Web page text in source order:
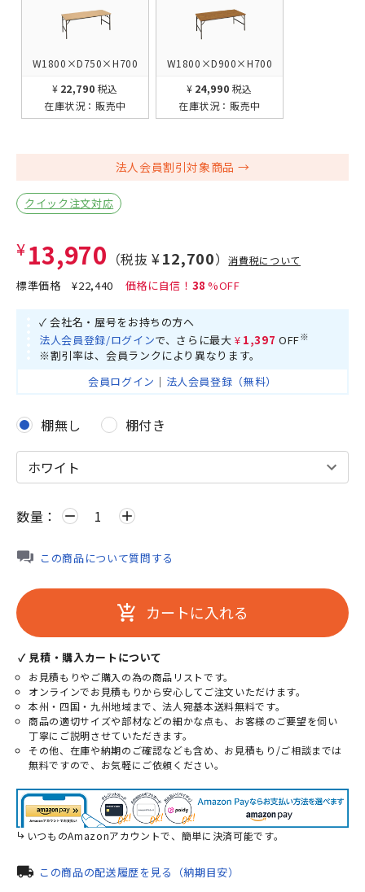
W1800×D750×H700
¥22,790 税込
在庫状況： 販売中
W1800×D900×H700
¥24,990 税込
在庫状況： 販売中
法人会員割引対象商品
クイック注文対応
¥13,970 （税抜 ¥12,700）消費税について
標準価格¥22,440 38
✓ 会社名・屋号をお持ちの方へ
法人会員登録/ログインで、さらに最大 ¥1,397 OFF※
※割引率は、会員ランクにより異なります。
会員ログイン ｜ 法人会員登録（無料）
棚無し 棚付き
数量： remove add
この商品について質問する
add_shopping_cart カートに入れる
✓ 見積・購入カートについて
お見積もりやご購入の為の商品リストです。
オンラインでお見積もりから安心してご注文いただけます。
本州・四国・九州地域まで、法人宛基本送料無料です。
商品の適切サイズや部材などの細かな点も、お客様のご要望を伺い
丁寧にご説明させていただきます。
その他、在庫や納期のご確認なども含め、お見積もり/ご相談までは
無料ですので、お気軽にご依頼ください。
いつものAmazonアカウントで、簡単に決済可能です。
local_shipping この商品の配送履歴を見る（納期目安）